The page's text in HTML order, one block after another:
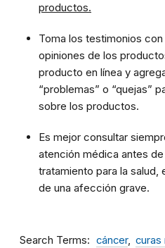
productos.
Toma los testimonios
opiniones de los
producto en línea y
“problemas” o “quejas”
sobre los productos.
Es mejor consultar
atención médica antes
tratamiento para la
de una afección grave.
Search Terms cáncer
curas